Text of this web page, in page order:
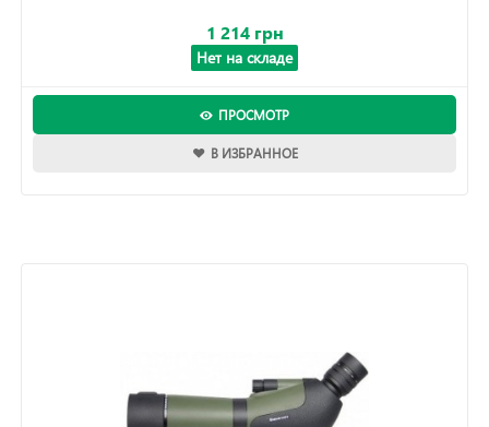
1 214 грн
Нет на складе
ПРОСМОТР
В ИЗБРАННОЕ